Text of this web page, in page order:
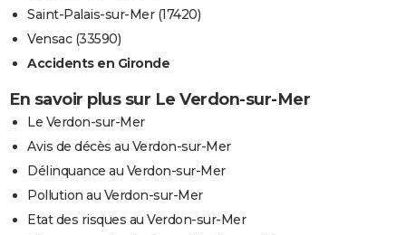
Saint-Palais-sur-Mer (17420)
Vensac (33590)
Accidents en Gironde
En savoir plus sur Le Verdon-sur-Mer
Le Verdon-sur-Mer
Avis de décès au Verdon-sur-Mer
Délinquance au Verdon-sur-Mer
Pollution au Verdon-sur-Mer
Etat des risques au Verdon-sur-Mer